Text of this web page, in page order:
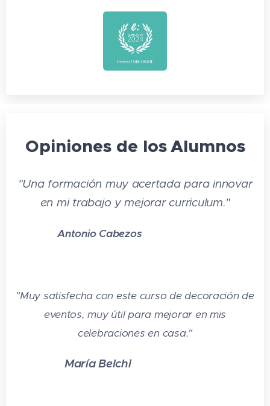
Opiniones de losAlumnos
"Una formación muy acertada para innovar
en mi trabajo y mejorar curriculum."
Antonio Cabezos
"Muy satisfecha con este curso de decoración de
eventos, muy útil para mejorar en mis
celebraciones en casa."
María Belchi